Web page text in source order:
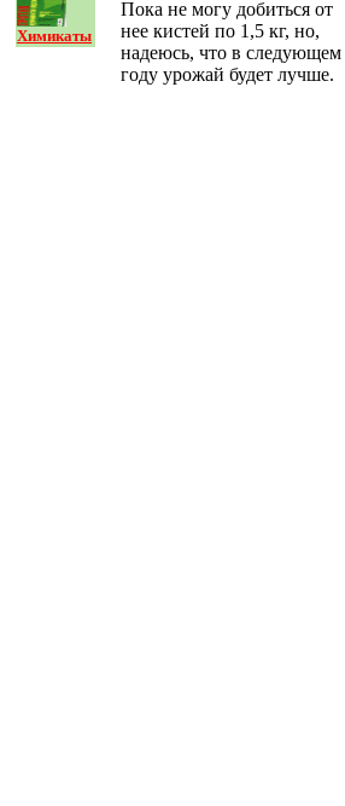
Химикаты
Пока не могу добиться от
нее кистей по 1,5 кг, но,
надеюсь, что в следующем
году урожай будет лучше.